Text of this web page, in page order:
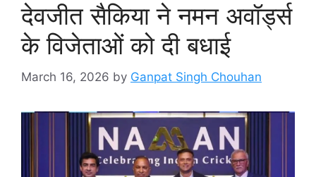
देवजीत सैकिया ने नमन अवॉर्ड्स
के विजेताओं को दी बधाई
March 16, 2026 by Ganpat Singh Chouhan